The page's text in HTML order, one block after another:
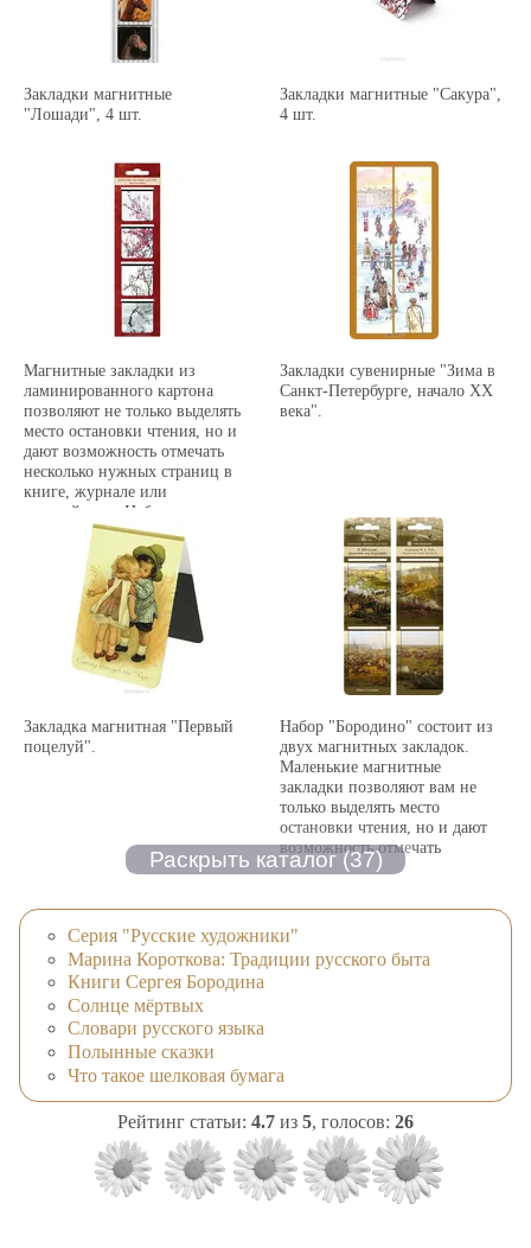
Закладки магнитные
"Лошади", 4 шт.
Закладки магнитные "Сакура",
4 шт.
Магнитные закладки из
ламинированного картона
позволяют не только выделять
место остановки чтения, но и
дают возможность отмечать
несколько нужных страниц в
книге, журнале или
органайзере. Набор включает
4 магнитные закладки на
цветной подложке из картона.
Закладки сувенирные "Зима в
Санкт-Петербурге, начало ХХ
века".
Закладка магнитная "Первый
поцелуй".
Набор "Бородино" состоит из
двух магнитных закладок.
Маленькие магнитные
закладки позволяют вам не
только выделять место
остановки чтения, но и дают
возможность отмечать
несколько нужных страниц в
органайзере. Набор посвящен
200-летию сражения под
Бородино. Использованы
фрагменты панорамы
Размер закладки: 4,7 см х 7 см.
Серия "Русские художники"
Марина Короткова: Традиции русского быта
Книги Сергея Бородина
Солнце мёртвых
Словари русского языка
Полынные сказки
Что такое шелковая бумага
Рейтинг статьи: 4.7 из 5, голосов: 26